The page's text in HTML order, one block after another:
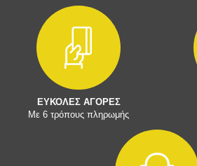
ΕΥΚΟΛΕΣ ΑΓΟΡΕΣ
Με 6 τρόπους πληρωμής